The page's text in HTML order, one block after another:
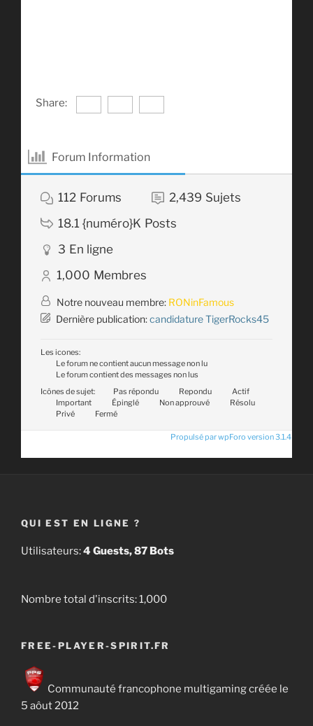
Share:
Forum Information
112 Forums 2,439 Sujets
18.1 {numéro}K Posts
3 En ligne
1,000 Membres
Notre nouveau membre: RONinFamous
Dernière publication:candidature TigerRocks45
Les icones:
Le forum ne contient aucun message non lu
Le forum contient des messages non lus
Icônes de sujet:
Pas répondu Repondu
Actif
Important
Épinglé Non approuvé
Résolu
Privé
Fermé
Propulsé par wpForo version 3.1.4
QUI EST EN LIGNE ?
Utilisateurs:4 Guests, 87 Bots
Nombre total d'inscrits:1,000
FREE-PLAYER-SPIRIT.FR
Communauté francophone multigaming créée le
5 aôut 2012